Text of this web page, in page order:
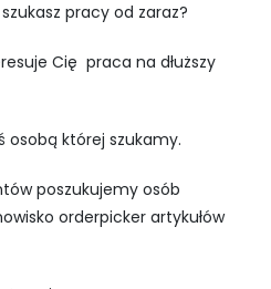
pracy od zaraz?
Cię praca na dłuższy
osobą której szukamy.
poszukujemy osób
orderpicker artykułów